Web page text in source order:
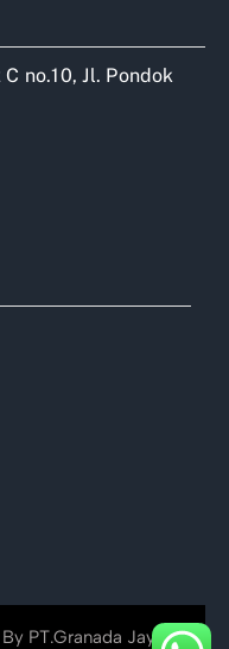
no.10, Jl. Pondok
PT.Granada Jayakarta